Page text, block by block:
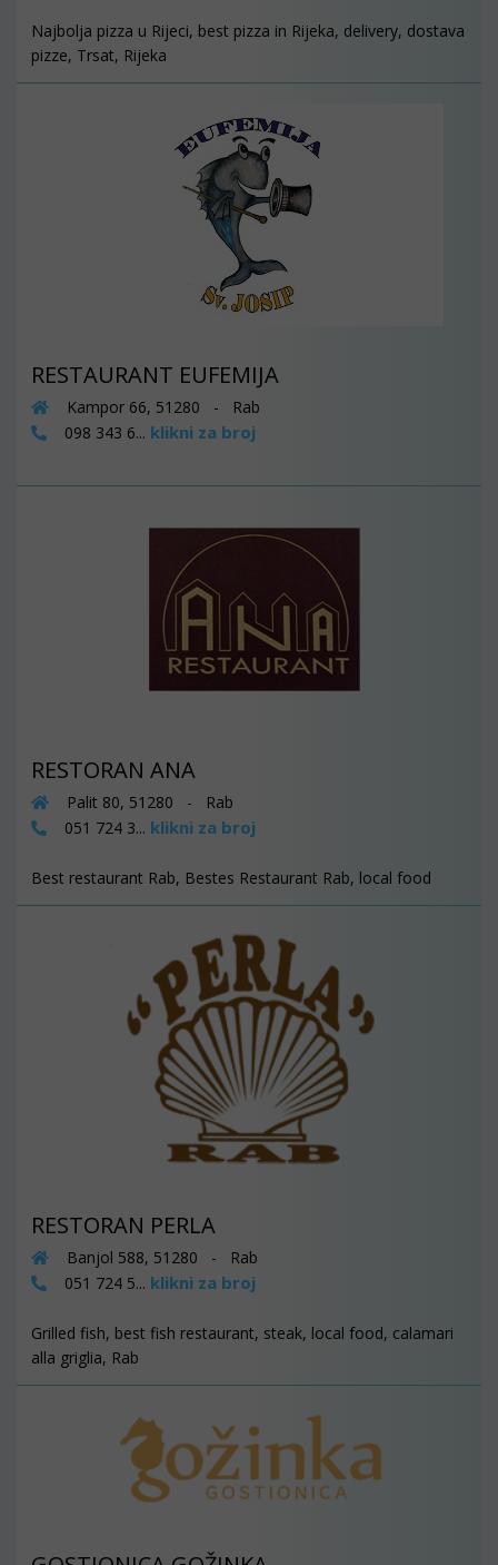
Najbolja pizza u Rijeci, best pizza in Rijeka, delivery, dostava
pizze, Trsat, Rijeka
RESTAURANT EUFEMIJA
Kampor 66, 51280 - Rab
098 343 6... klikni za broj
RESTORAN ANA
Palit 80, 51280 - Rab
051 724 3... klikni za broj
Best restaurant Rab, Bestes Restaurant Rab, local food
RESTORAN PERLA
Banjol 588, 51280 - Rab
051 724 5... klikni za broj
Grilled fish, best fish restaurant, steak, local food, calamari
alla griglia, Rab